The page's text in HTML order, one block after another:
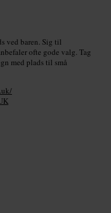
ved baren. Sig til
ofte gode valg. Tag
med plads til små